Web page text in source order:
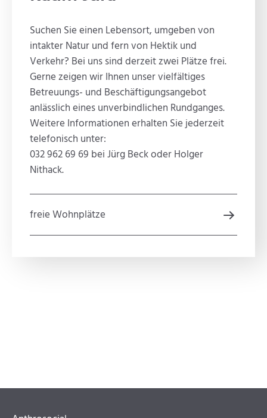
Suchen Sie einen Lebensort, umgeben von
intakter Natur und fern von Hektik und
Verkehr? Bei uns sind derzeit zwei Plätze frei.
Gerne zeigen wir Ihnen unser vielfältiges
Betreuungs- und Beschäftigungsangebot
anlässlich eines unverbindlichen Rundganges.
Weitere Informationen erhalten Sie jederzeit
telefonisch unter:
032 962 69 69 bei Jürg Beck oder Holger
Nithack.
freie Wohnplätze